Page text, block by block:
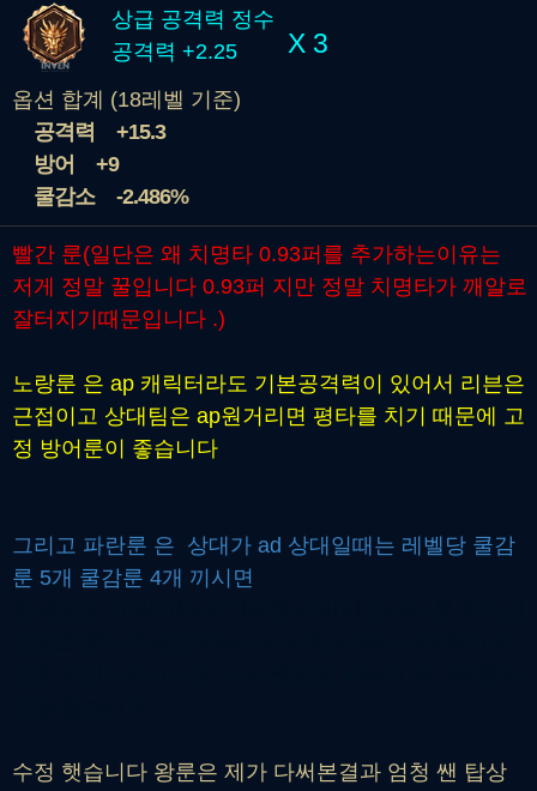
상급 공격력 정수
공격력 +2.25
X 3
옵션 합계 (18레벨 기준)
공격력
+15.3
방어
+9
쿨감소
-2.486%
빨간 룬(일단은 왜 치명타 0.93퍼를 추가하는이유는
저게 정말 꿀입니다 0.93퍼 지만 정말 치명타가 깨알로
잘터지기 때문입니다 .)
노랑룬 은 ap 캐릭터라도 기본공격력이 있어서 리븐은
근접이고 상대팀은 ap원거리면 평타를 치기 때문에 고
정 방어룬이 좋습니다
그리고 파란룬 은 상대가 ad 상대일때는 레벨당 쿨감
룬 5개 쿨감룬 4개 끼시면
수정 햇습니다 왕룬은 제가 다써본결과 엄청 쌘 탑상